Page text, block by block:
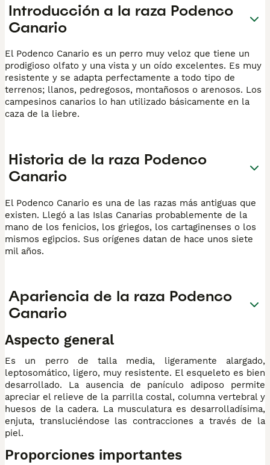
Introducción a la raza Podenco
Canario
El Podenco Canario es un perro muy veloz que tiene un
prodigioso olfato y una vista y un oído excelentes. Es muy
resistente y se adapta perfectamente a todo tipo de
terrenos; llanos, pedregosos, montañosos o arenosos. Los
campesinos canarios lo han utilizado básicamente en la
caza de la liebre.
Historia de la raza Podenco
Canario
El Podenco Canario es una de las razas más antiguas que
existen. Llegó a las Islas Canarias probablemente de la
mano de los fenicios, los griegos, los cartaginenses o los
mismos egipcios. Sus orígenes datan de hace unos siete
mil años.
Apariencia de la raza Podenco
Canario
Aspecto general
Es un perro de talla media, ligeramente alargado,
leptosomático, ligero, muy resistente. El esqueleto es bien
desarrollado. La ausencia de panículo adiposo permite
apreciar el relieve de la parrilla costal, columna vertebral y
huesos de la cadera. La musculatura es desarrolladísima,
enjuta, transluciéndose las contracciones a través de la
piel.
Proporciones importantes